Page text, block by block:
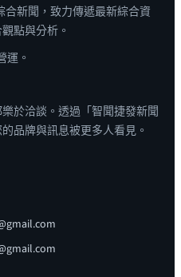
合新聞，致力傳遞最新綜合資
點與分析。
運。
於洽談。透過「智聞捷發新聞
品牌與訊息被更多人看見。